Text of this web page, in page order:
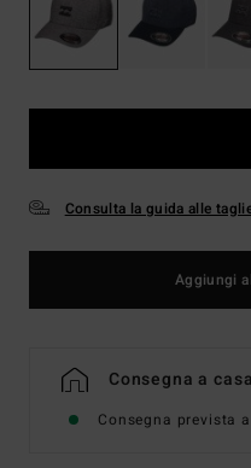
Consulta la guida alle
Aggiungi
Consegna a
Consegna prevista